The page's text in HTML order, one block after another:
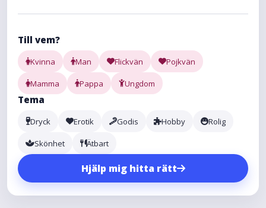
Till vem?
Kvinna Man Flickvän Pojkvän
Mamma Pappa Ungdom
Tema
Dryck Erotik Godis Hobby Rolig
Skönhet Ätbart
Hjälp mig hitta rätt